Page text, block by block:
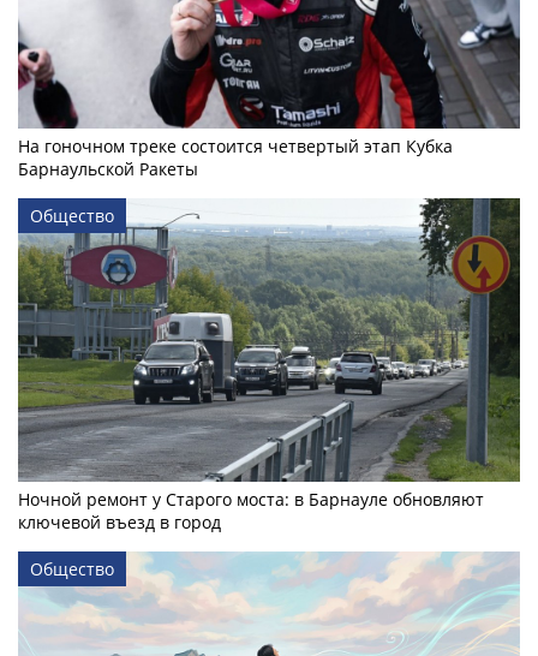
На гоночном треке состоится четвертый этап Кубка
Барнаульской Ракеты
Общество
Ночной ремонт у Старого моста: в Барнауле обновляют
ключевой въезд в город
Общество